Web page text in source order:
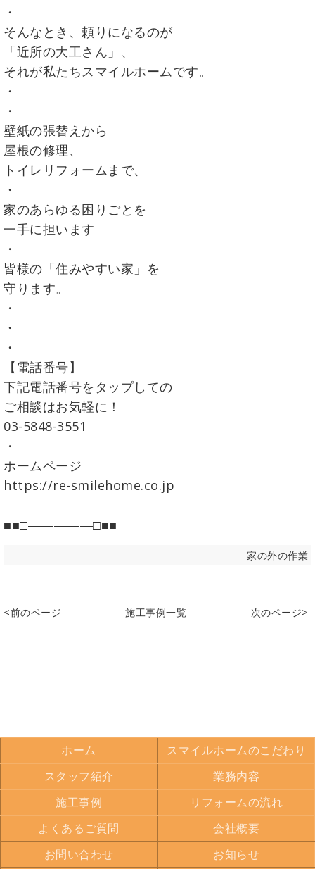
・
そんなとき、頼りになるのが
「近所の大工さん」、
それが私たちスマイルホームです。
・
・
壁紙の張替えから
屋根の修理、
トイレリフォームまで、
・
家のあらゆる困りごとを
一手に担います
・
皆様の「住みやすい家」を
守ります。
・
・
・
【電話番号】
下記電話番号をタップしての
ご相談はお気軽に！
03-5848-3551
・
ホームページ
https://re-smilehome.co.jp
■■□―――――□■■
家の外の作業
<前のページ 施工事例一覧 次のページ>
ホーム
スマイルホームのこだわり
スタッフ紹介
業務内容
施工事例
リフォームの流れ
よくあるご質問
会社概要
お問い合わせ
お知らせ